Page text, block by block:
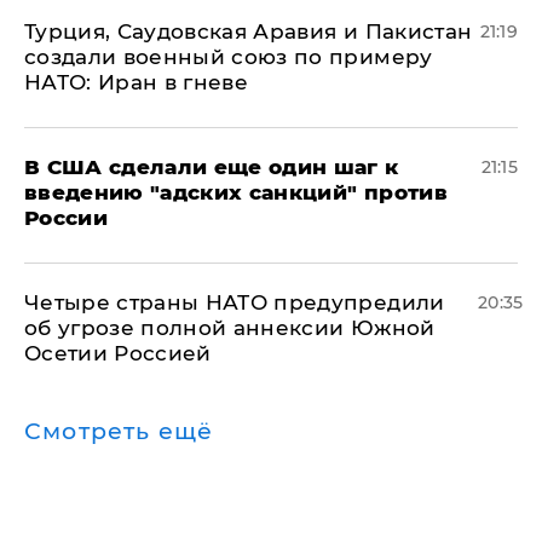
Турция, Саудовская Аравия и Пакистан
создали военный союз по примеру
НАТО: Иран в гневе
21:19
В США сделали еще один шаг к
введению "адских санкций" против
России
21:15
Четыре страны НАТО предупредили
об угрозе полной аннексии Южной
Осетии Россией
20:35
Смотреть ещё